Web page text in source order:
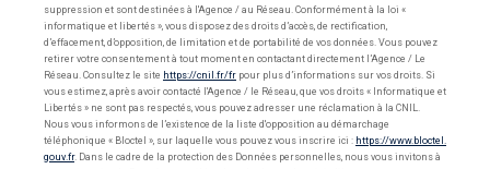
suppression et sont destinées à l'Agence / au Réseau. Conformément à la loi «
informatique et libertés », vous disposez des droits d’accès, de rectification,
d’effacement, d’opposition, de limitation et de portabilité de vos données. Vous pouvez
retirer votre consentement à tout moment en contactant directement l’Agence / Le
Réseau. Consultez le site https://cnil.fr/fr pour plus d’informations sur vos droits. Si
vous estimez, après avoir contacté l'Agence / le Réseau, que vos droits « Informatique et
Libertés » ne sont pas respectés, vous pouvez adresser une réclamation à la CNIL.
Nous vous informons de l’existence de la liste d'opposition au démarchage
téléphonique « Bloctel », sur laquelle vous pouvez vous inscrire ici : https://www.bloctel.
gouv.fr. Dans le cadre de la protection des Données personnelles, nous vous invitons à